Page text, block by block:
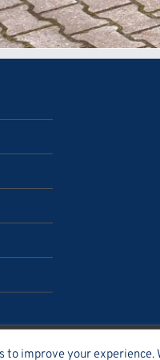
All Rights Reserved | Powered by
to improve your